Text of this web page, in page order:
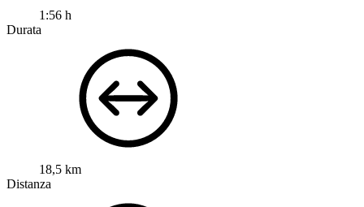
1:56 h
Durata
18,5 km
Distanza